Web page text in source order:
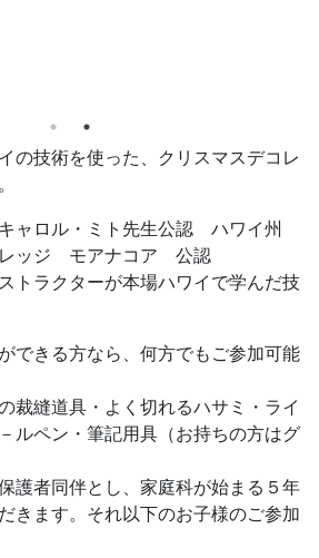
の技術を使った、クリスマスデコレ
ャロル・ミト先生公認 ハワイ州
ッジ モアナコア 公認
トラクターが本場ハワイで学んだ技
できる方なら、何方でもご参加可能
裁縫道具・よく切れるハサミ・ライ
ルペン・筆記用具（お持ちの方はグ
護者同伴とし、家庭科が始まる５年
きます。それ以下のお子様のご参加